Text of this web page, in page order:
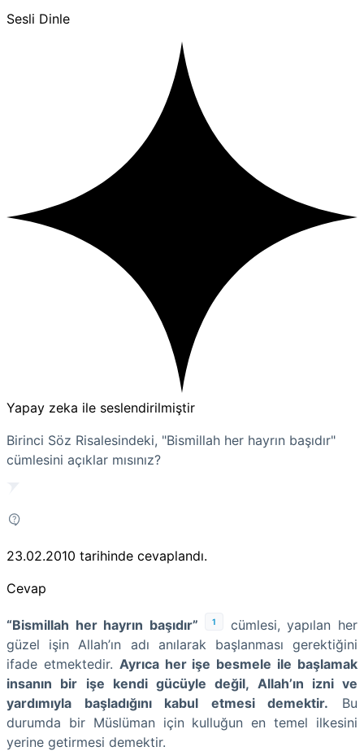
Sesli Dinle
Yapay zeka ile seslendirilmiştir
Birinci Söz Risalesindeki, "Bismillah her hayrın başıdır"
cümlesini açıklar mısınız?
23.02.2010 tarihinde cevaplandı.
Cevap
“Bismillah her hayrın başıdır” 1
cümlesi, yapılan her
güzel işin Allah’ın adı anılarak başlanması gerektiğini
ifade etmektedir. Ayrıca her işe besmele ile başlamak
insanın bir işe kendi gücüyle değil, Allah’ın izni ve
yardımıyla başladığını kabul etmesi demektir. Bu
durumda bir Müslüman için kulluğun en temel ilkesini
yerine getirmesi demektir.